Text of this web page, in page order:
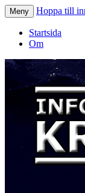
Meny Hoppa till
Startsida
Om